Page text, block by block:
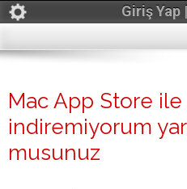
Giriş Yap
Mac App Store
indiremiyorum
musunuz